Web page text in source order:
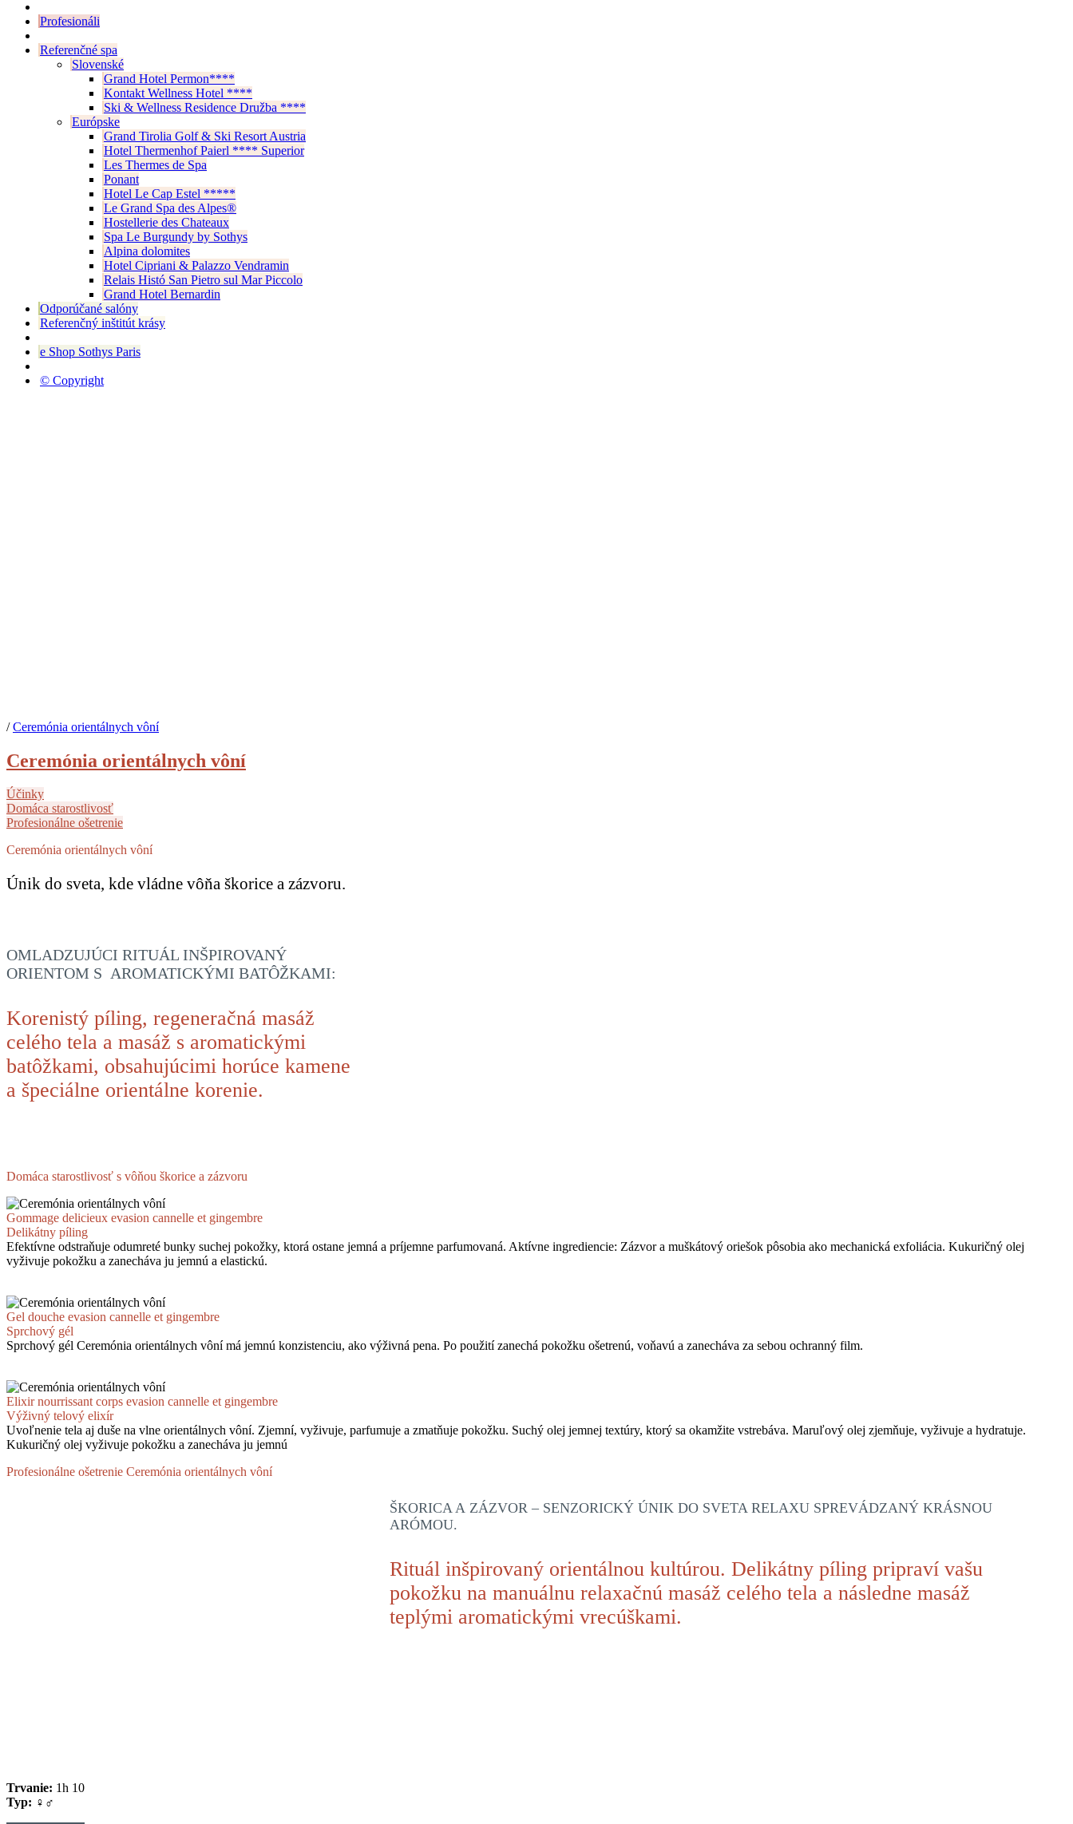
Profesionáli
Referenčné spa
Slovenské
Grand Hotel Permon****
Kontakt Wellness Hotel ****
Ski & Wellness Residence Družba ****
Európske
Grand Tirolia Golf & Ski Resort Austria
Hotel Thermenhof Paierl **** Superior
Les Thermes de Spa
Ponant
Hotel Le Cap Estel *****
Le Grand Spa des Alpes®
Hostellerie des Chateaux
Spa Le Burgundy by Sothys
Alpina dolomites
Hotel Cipriani & Palazzo Vendramin
Relais Histó San Pietro sul Mar Piccolo
Grand Hotel Bernardin
Odporúčané salóny
Referenčný inštitút krásy
e Shop Sothys Paris
© Copyright
/ Ceremónia orientálnych vôní
Ceremónia orientálnych vôní
Účinky
Domáca starostlivosť
Profesionálne ošetrenie
Ceremónia orientálnych vôní
Únik do sveta, kde vládne vôňa škorice a zázvoru.
OMLADZUJÚCI RITUÁL INŠPIROVANÝ
ORIENTOM S AROMATICKÝMI BATÔŽKAMI:
Korenistý píling, regeneračná masáž
celého tela a masáž s aromatickými
batôžkami, obsahujúcimi horúce kamene
a špeciálne orientálne korenie.
Domáca starostlivosť s vôňou škorice a zázvoru
Gommage delicieux evasion cannelle et gingembre
Delikátny píling
Efektívne odstraňuje odumreté bunky suchej pokožky, ktorá ostane jemná a príjemne parfumovaná. Aktívne ingrediencie: Zázvor a muškátový oriešok pôsobia ako mechanická exfoliácia. Kukuričný olej
vyživuje pokožku a zanecháva ju jemnú a elastickú.
Gel douche evasion cannelle et gingembre
Sprchový gél
Sprchový gél Ceremónia orientálnych vôní má jemnú konzistenciu, ako výživná pena. Po použití zanechá pokožku ošetrenú, voňavú a zanecháva za sebou ochranný film.
Elixir nourrissant corps evasion cannelle et gingembre
Výživný telový elixír
Uvoľnenie tela aj duše na vlne orientálnych vôní. Zjemní, vyživuje, parfumuje a zmatňuje pokožku. Suchý olej jemnej textúry, ktorý sa okamžite vstrebáva. Maruľový olej zjemňuje, vyživuje a hydratuje.
Kukuričný olej vyživuje pokožku a zanecháva ju jemnú
Profesionálne ošetrenie Ceremónia orientálnych vôní
ŠKORICA A ZÁZVOR – SENZORICKÝ ÚNIK DO SVETA RELAXU SPREVÁDZANÝ KRÁSNOU
ARÓMOU.
Rituál inšpirovaný orientálnou kultúrou. Delikátny píling pripraví vašu
pokožku na manuálnu relaxačnú masáž celého tela a následne masáž
teplými aromatickými vrecúškami.
Trvanie: 1h 10
Typ: ♀♂